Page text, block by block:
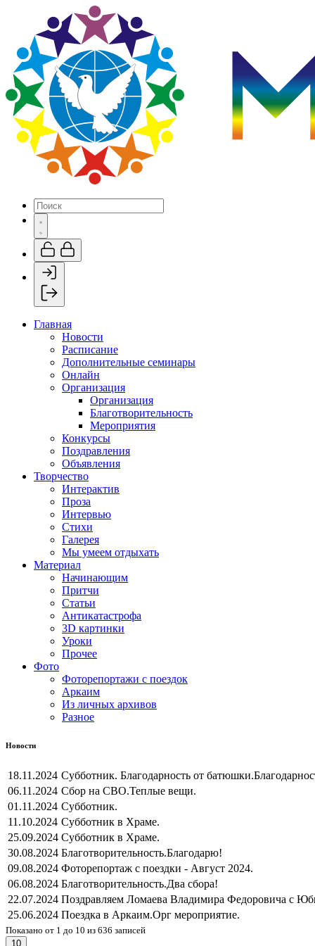
Главная
Новости
Расписание
Дополнительные семинары
Онлайн
Организация
Организация
Благотворительность
Мероприятия
Конкурсы
Поздравления
Объявления
Творчество
Интерактив
Проза
Интервью
Стихи
Галерея
Мы умеем отдыхать
Материал
Начинающим
Притчи
Статьи
Антикатастрофа
3D картинки
Уроки
Прочее
Фото
Фоторепортажи с поездок
Аркаим
Из личных архивов
Разное
Новости
18.11.2024 Субботник. Благодарность от батюшки.
06.11.2024 Сбор на СВО.Теплые вещи.
01.11.2024 Субботник.
11.10.2024 Субботник в Храме.
25.09.2024 Субботник в Храме.
30.08.2024 Благотворительность.Благодарю!
09.08.2024 Фоторепортаж с поездки - Август 2024.
06.08.2024 Благотворительность.Два сбора!
22.07.2024 Поздравляем Ломаева Владимира Федоровича с
25.06.2024 Поездка в Аркаим.Орг мероприятие.
Показано от 1 до 10 из 636 записей
10